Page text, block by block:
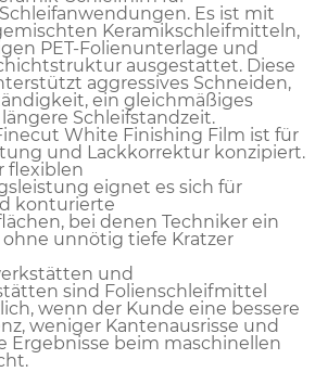
Es ist mit
Keramikschleifmitteln,
PET-Folienunterlage und
ausgestattet. Diese
aggressives Schneiden,
ein gleichmäßiges
Schleifstandzeit.
White Finishing Film ist für
und Lackkorrektur konzipiert.
flexiblen
eignet es sich für
konturierte
bei denen Techniker ein
ohne unnötig tiefe Kratzer
und
sind Folienschleifmittel
wenn der Kunde eine bessere
weniger Kantenausrisse und
Ergebnisse beim maschinellen